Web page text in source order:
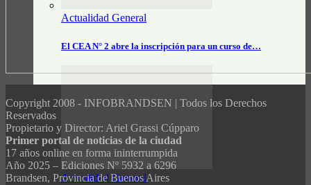
Actualidad General
El CEA N° 2 abre la inscripción para un curso de…
Actualidad General
Copyright 2008 - INFOBRANDSEN | Todos los Derechos
Reservados
Propietario y Director: Ariel Grassi Cúpparo
Primer portal de noticias de la ciudad
17 años online en forma ininterrumpida
Año 2025 – Ediciones Nº 5932 a 6296
Brandsen, Provincia de Buenos Aires